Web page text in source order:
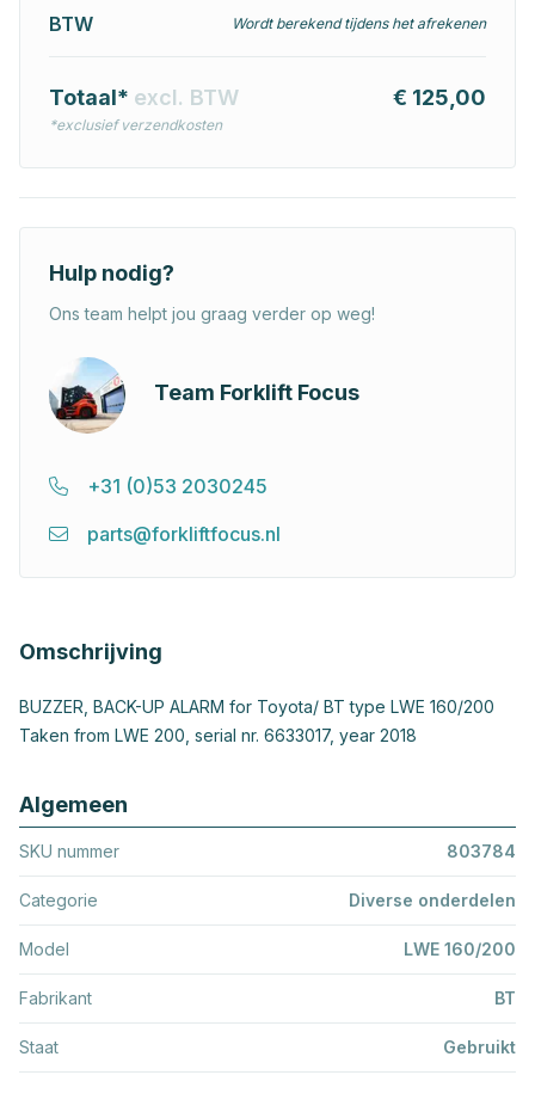
BTW
Wordt berekend tijdens het afrekenen
Totaal* excl. BTW
*exclusief verzendkosten
€ 125,00
Hulp nodig?
Ons team helpt jou graag verder op weg!
Team Forklift Focus
+31 (0)53 2030245
parts@forkliftfocus.nl
Omschrijving
BUZZER, BACK-UP ALARM for Toyota/ BT type LWE 160/200
Taken from LWE 200, serial nr. 6633017, year 2018
Algemeen
SKU nummer 803784
Categorie Diverse onderdelen
Model LWE 160/200
Fabrikant BT
Staat Gebruikt